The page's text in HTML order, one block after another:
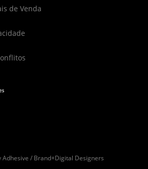
de Venda
Adhesive / Brand+Digital Designers